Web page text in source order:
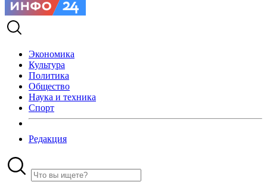
Экономика
Культура
Политика
Общество
Наука и техника
Спорт
Редакция